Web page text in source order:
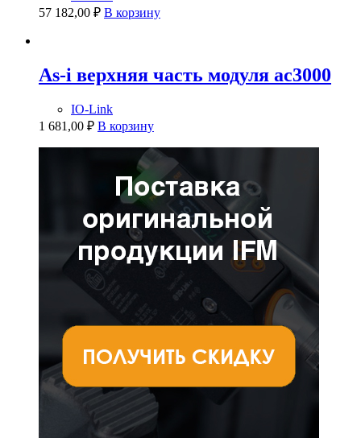
57 182,00 ₽ В корзину
As-i верхняя часть модуля ac3000
IO-Link
1 681,00 ₽ В корзину